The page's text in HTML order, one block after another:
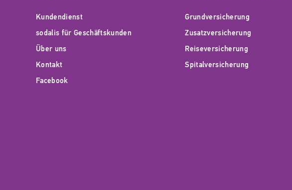
Kundendienst
sodalis für Geschäftskunden
Über uns
Kontakt
Facebook
Grundversicherung
Zusatzversicherung
Reiseversicherung
Spitalversicherung